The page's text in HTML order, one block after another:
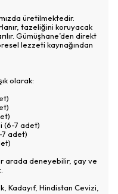
üretilmektedir.
tazeliğini koruyacak
Gümüşhane’den direkt
lezzeti kaynağından
olarak:
(6-7 adet)
7 adet)
arada deneyebilir, çay ve
Kadayıf, Hindistan Cevizi,